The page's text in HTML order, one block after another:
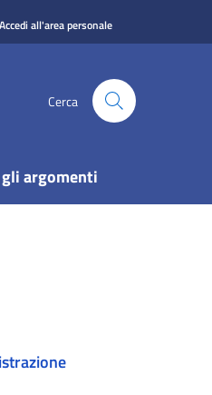
Accedi all'area personale
Cerca
argomenti